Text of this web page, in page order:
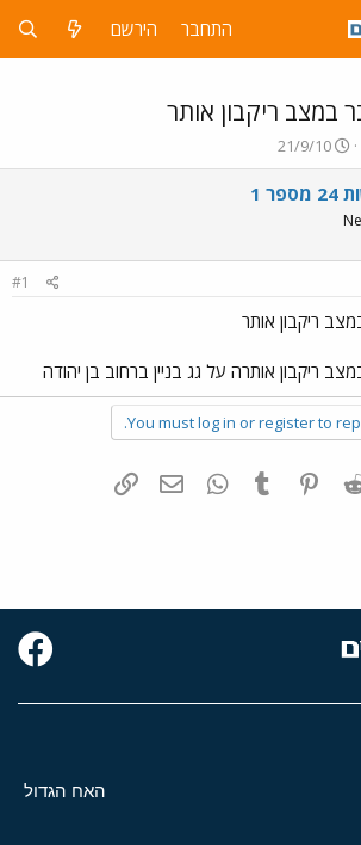
התחבר הירשם
במצב ריקבון אותר
פ
ו
ר
ר
21/9/10
1
#1
ריקבון אותר
ריקבון אותרה על גג בניין ברחוב בן יהודה
You must log in or register to
Reddit
Pinterest
Tumblr
WhatsAppדואר אלקטרוני
האח הגדול